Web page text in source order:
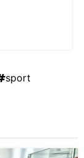
sport